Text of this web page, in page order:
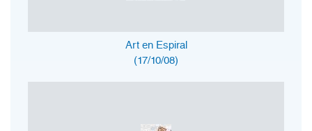
Art en Espiral
(17/10/08)